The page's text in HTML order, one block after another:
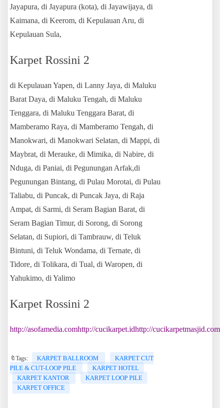
Jayapura, di Jayapura (kota), di Jayawijaya, di
Kaimana, di Keerom, di Kepulauan Aru, di
Kepulauan Sula,
Karpet Rossini 2
di Kepulauan Yapen, di Lanny Jaya, di Maluku
Barat Daya, di Maluku Tengah, di Maluku
Tenggara, di Maluku Tenggara Barat, di
Mamberamo Raya, di Mamberamo Tengah, di
Manokwari, di Manokwari Selatan, di Mappi, di
Maybrat, di Merauke, di Mimika, di Nabire, di
Nduga, di Paniai, di Pegunungan Arfak,di
Pegunungan Bintang, di Pulau Morotai, di Pulau
Taliabu, di Puncak, di Puncak Jaya, di Raja
Ampat, di Sarmi, di Seram Bagian Barat, di
Seram Bagian Timur, di Sorong, di Sorong
Selatan, di Supiori, di Tambrauw, di Teluk
Bintuni, di Teluk Wondama, di Ternate, di
Tidore, di Tolikara, di Tual, di Waropen, di
Yahukimo, di Yalimo
Karpet Rossini 2
http://asofamedia.comhttp://cucikarpet.idhttp://cucikarpetmasjid.com
🔖Tags: KARPET BALLROOM
KARPET CUT
PILE & CUT-LOOP PILE
KARPET HOTEL
KARPET KANTOR
KARPET LOOP PILE
KARPET OFFICE